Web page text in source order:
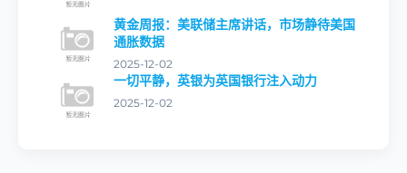
黄金周报：美联储主席讲话，市场静待美国
通胀数据
2025-12-02
一切平静，英银为英国银行注入动力
2025-12-02